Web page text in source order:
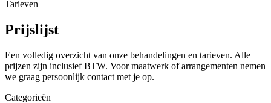
Tarieven
Prijslijst
Een volledig overzicht van onze behandelingen en tarieven. Alle
prijzen zijn inclusief BTW. Voor maatwerk of arrangementen nemen
we graag persoonlijk contact met je op.
Categorieën